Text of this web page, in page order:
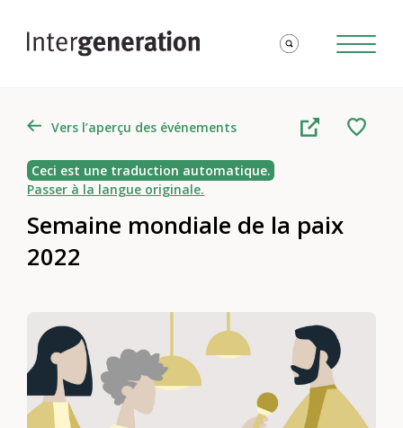
Vers l’aperçu des événements
Ceci est une traduction automatique.
Passer à la langue originale.
Semaine mondiale de la paix
2022